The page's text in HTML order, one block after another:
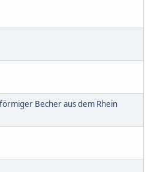
Becher aus dem Rhein